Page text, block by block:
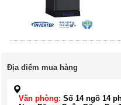
Địa điểm mua hàng
Văn phòng: Số 14 ngõ 14